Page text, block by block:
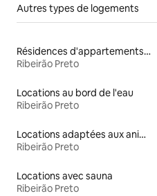
Autres types de logements
Résidences d'appartements en location
Ribeirão Preto
Locations au bord de l'eau
Ribeirão Preto
Locations adaptées aux animaux
Ribeirão Preto
Locations avec sauna
Ribeirão Preto